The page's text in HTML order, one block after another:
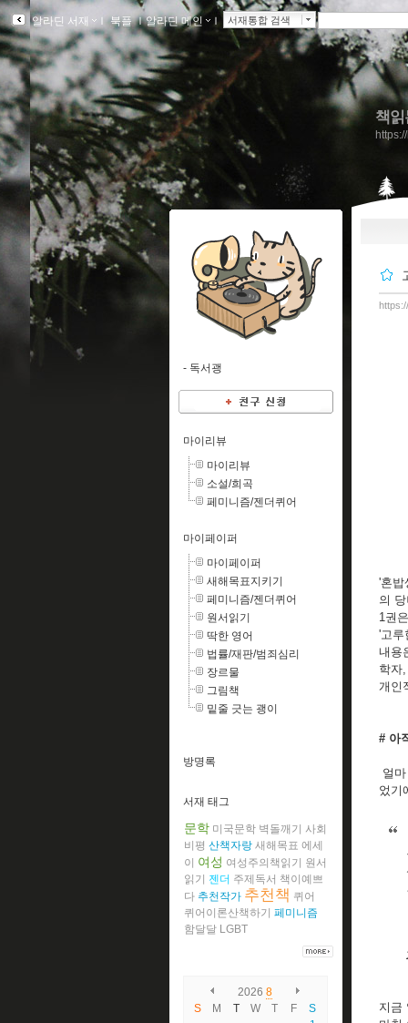
알라딘 서재 ｌ북플ｌ알라딘 메인 ｌ 서재통합 검색
책
'혼밥
의
1권
'고루
내용
학자
개인
# 아
얼
었기
지금
- 독서괭
마이리뷰
마이리뷰
소설/희곡
페미니즘/젠더퀴어
마이페이퍼
마이페이퍼
새해목표지키기
페미니즘/젠더퀴어
원서읽기
딱한 영어
법률/재판/범죄심리
장르물
그림책
밑줄 긋는 괭이
방명록
서재 태그
문학 미국문학 벽돌깨기
사회
비평 산책자랑 새해목표 에세
이
여성 여성주의책읽기
원서
읽기
젠더 주제독서 책이예쁘
다 추천작가 추천책 퀴어
퀴어이론산책하기 페미니즘
함달달 LGBT
2026 8
S
M T W T F
S